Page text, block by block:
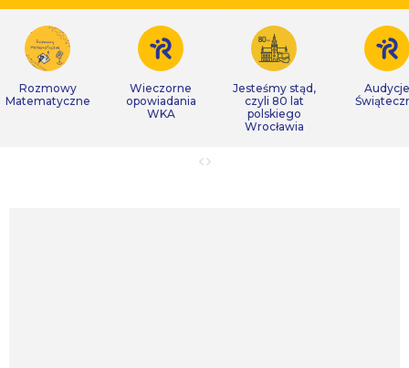
Rozmowy
Matematyczne
Wieczorne
opowiadania
WKA
Jesteśmy stąd,
czyli 80 lat
polskiego
Wrocławia
Audycje